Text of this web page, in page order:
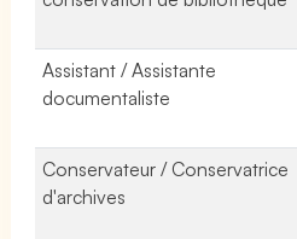
Assistant / Assistante
documentaliste
Conservateur / Conservatrice
d'archives